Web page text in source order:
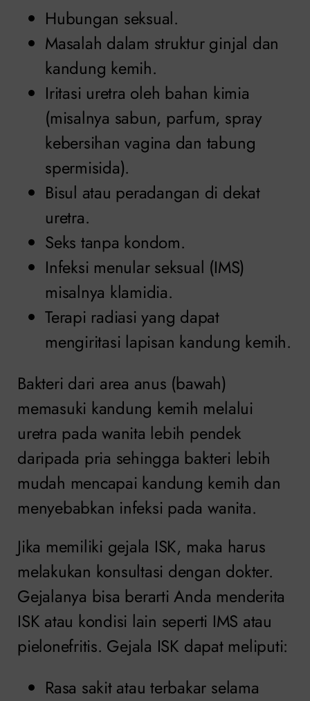
Hubungan seksual.
Masalah dalam struktur ginjal dan
kandung kemih.
Iritasi uretra oleh bahan kimia
(misalnya sabun, parfum, spray
kebersihan vagina dan tabung
spermisida).
Bisul atau peradangan di dekat
uretra.
Seks tanpa kondom.
Infeksi menular seksual (IMS)
misalnya klamidia.
Terapi radiasi yang dapat
mengiritasi lapisan kandung kemih.
Bakteri dari area anus (bawah)
memasuki kandung kemih melalui
uretra pada wanita lebih pendek
daripada pria sehingga bakteri lebih
mudah mencapai kandung kemih dan
menyebabkan infeksi pada wanita.
Jika memiliki gejala ISK, maka harus
melakukan konsultasi dengan dokter.
Gejalanya bisa berarti Anda menderita
ISK atau kondisi lain seperti IMS atau
pielonefritis. Gejala ISK dapat meliputi:
Rasa sakit atau terbakar selama